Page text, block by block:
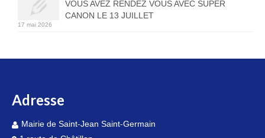
VOUS AVEZ RENDEZ VOUS AVEC SUPER
CANON LE 13 JUILLET
17 mai 2026
Adresse
Mairie de Saint-Jean Saint-Germain